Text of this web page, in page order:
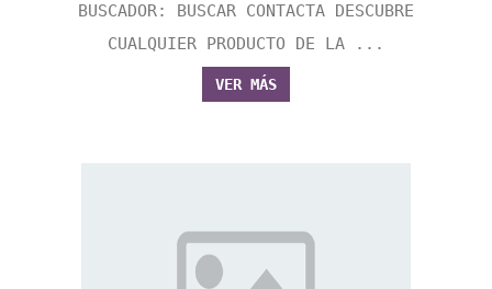
BUSCADOR: BUSCAR CONTACTA DESCUBRE
CUALQUIER PRODUCTO DE LA ...
VER MÁS